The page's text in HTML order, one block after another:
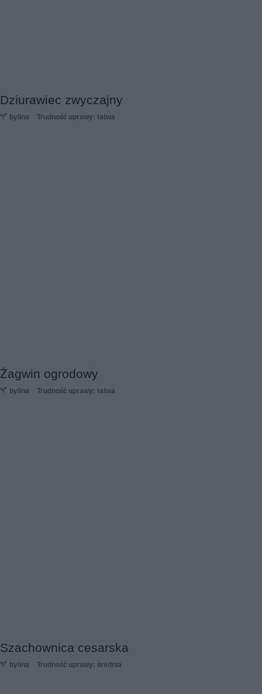
Dziurawiec zwyczajny
bylina Trudność uprawy: łatwa
Żagwin ogrodowy
bylina Trudność uprawy: łatwa
Szachownica cesarska
bylina Trudność uprawy: średnia